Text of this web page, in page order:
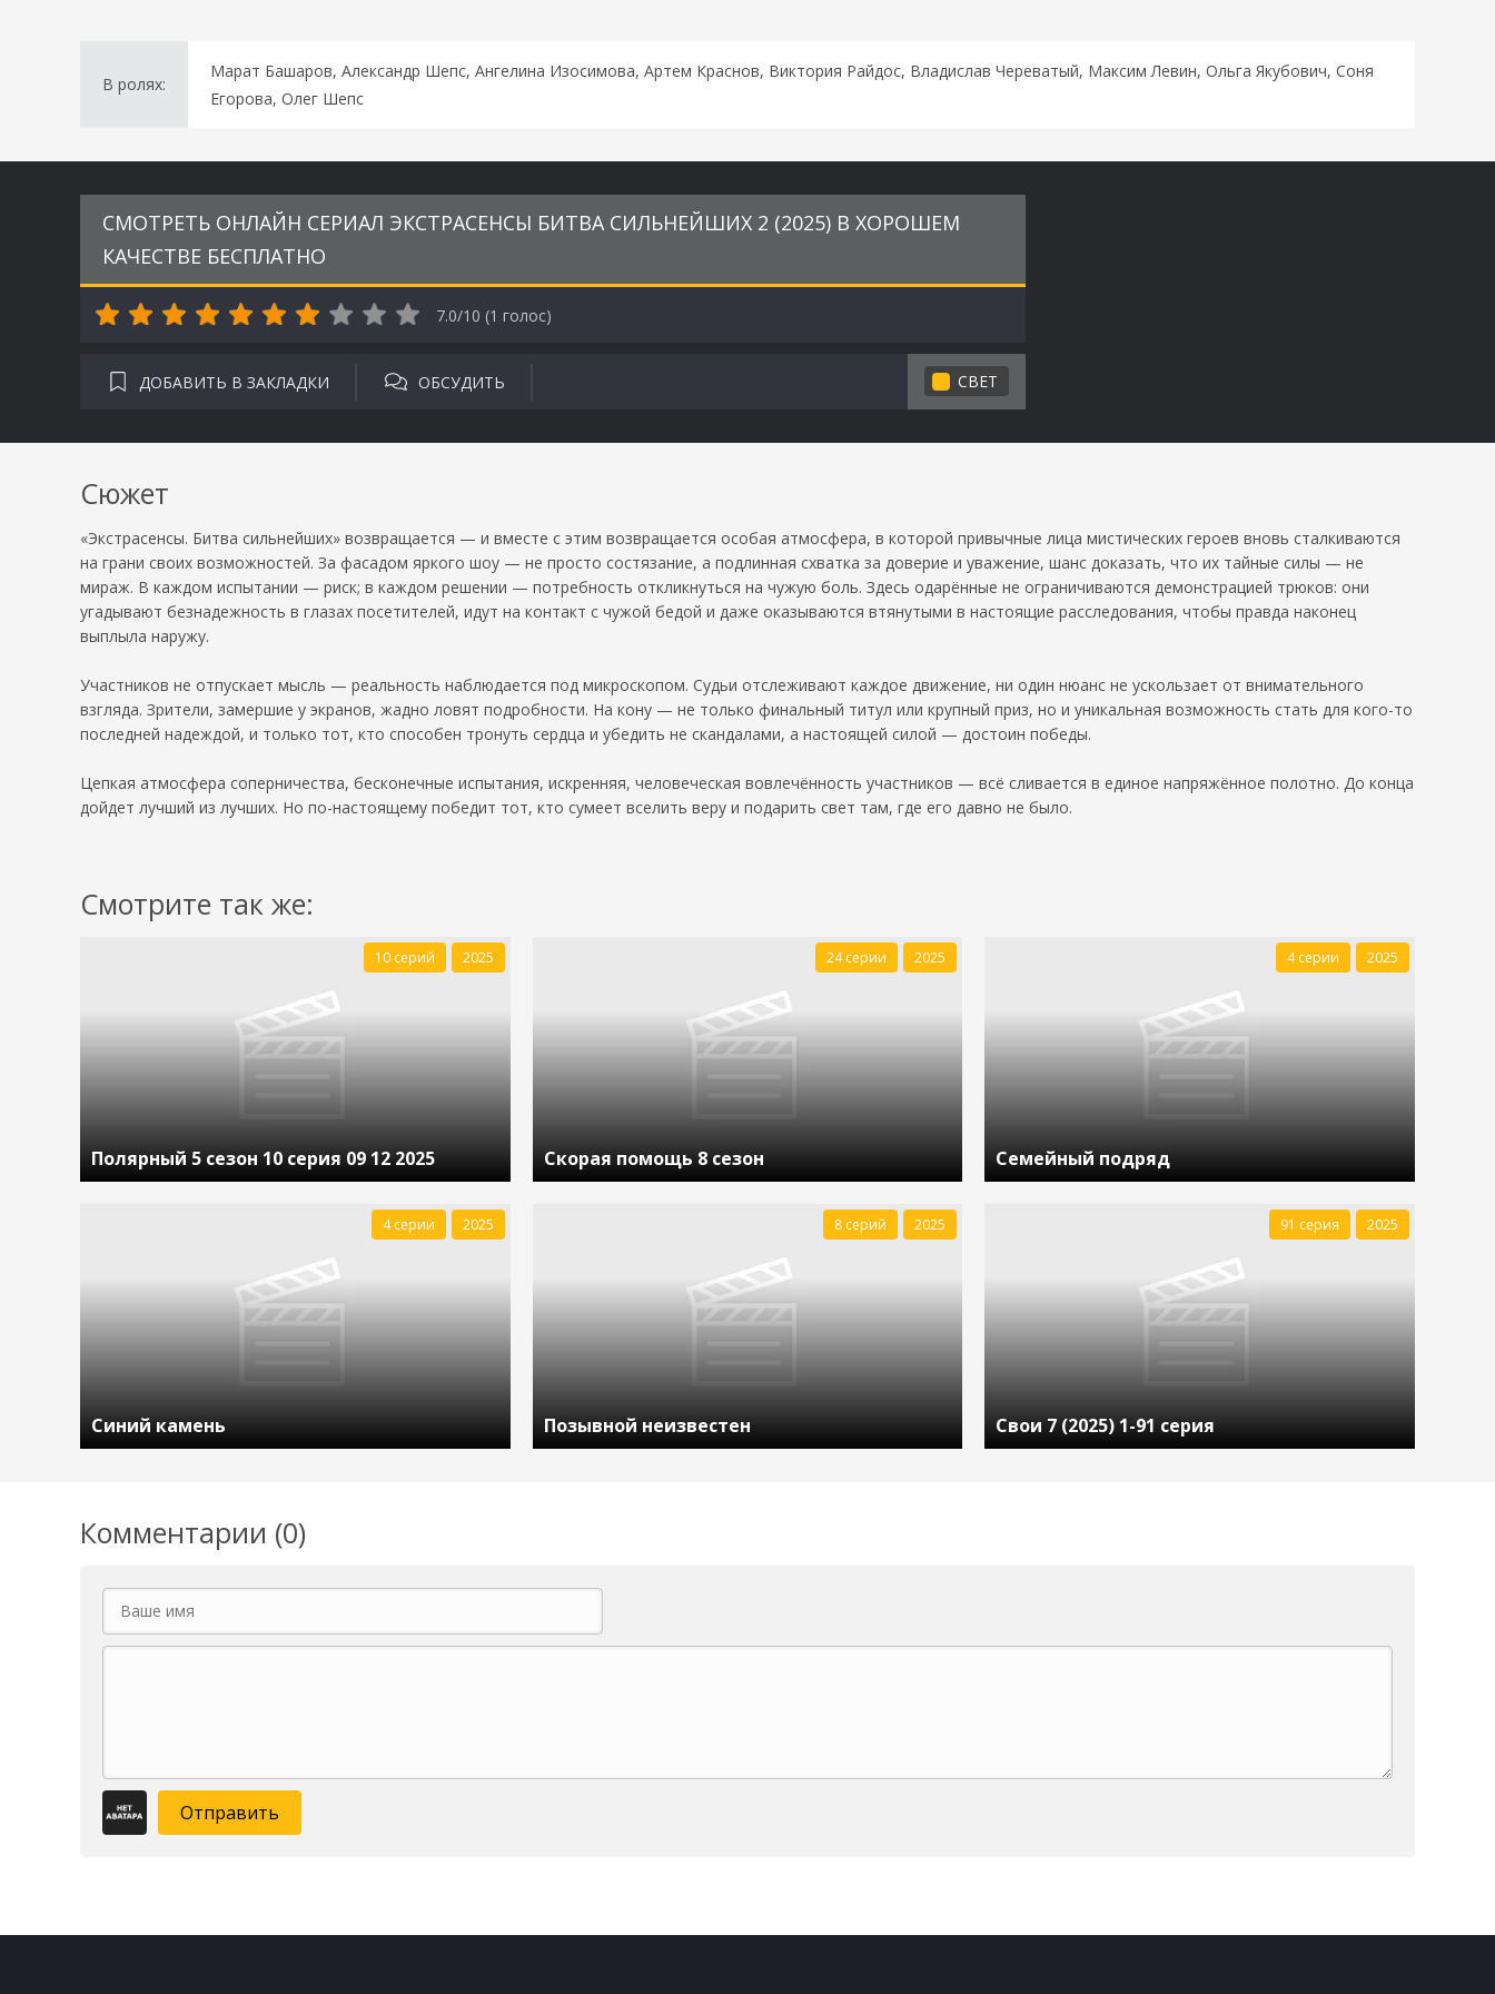
В ролях:
Марат Башаров, Александр Шепс, Ангелина Изосимова, Артем Краснов, Виктория Райдос, Владислав Череватый, Максим Левин, Ольга Якубович, Соня
Егорова, Олег Шепс
СМОТРЕТЬ ОНЛАЙН СЕРИАЛ ЭКСТРАСЕНСЫ БИТВА СИЛЬНЕЙШИХ 2 (2025) В ХОРОШЕМ
КАЧЕСТВЕ БЕСПЛАТНО
7.0/10 (1 голос)
ДОБАВИТЬ В ЗАКЛАДКИ ОБСУДИТЬ СВЕТ
Сюжет
«Экстрасенсы. Битва сильнейших» возвращается — и вместе с этим возвращается особая атмосфера, в которой привычные лица мистических героев вновь сталкиваются
на грани своих возможностей. За фасадом яркого шоу — не просто состязание, а подлинная схватка за доверие и уважение, шанс доказать, что их тайные силы — не
мираж. В каждом испытании — риск; в каждом решении — потребность откликнуться на чужую боль. Здесь одарённые не ограничиваются демонстрацией трюков: они
угадывают безнадежность в глазах посетителей, идут на контакт с чужой бедой и даже оказываются втянутыми в настоящие расследования, чтобы правда наконец
выплыла наружу.
Участников не отпускает мысль — реальность наблюдается под микроскопом. Судьи отслеживают каждое движение, ни один нюанс не ускользает от внимательного
взгляда. Зрители, замершие у экранов, жадно ловят подробности. На кону — не только финальный титул или крупный приз, но и уникальная возможность стать для кого-то
последней надеждой, и только тот, кто способен тронуть сердца и убедить не скандалами, а настоящей силой — достоин победы.
Цепкая атмосфера соперничества, бесконечные испытания, искренняя, человеческая вовлечённость участников — всё сливается в единое напряжённое полотно. До конца
дойдет лучший из лучших. Но по-настоящему победит тот, кто сумеет вселить веру и подарить свет там, где его давно не было.
Смотрите так же:
Полярный 5 сезон 10 серия 09 12 2025
10 серий 2025
Скорая помощь 8 сезон
24 серии 2025
Семейный подряд
4 серии 2025
Синий камень
4 серии 2025
Позывной неизвестен
8 серий 2025
Свои 7 (2025) 1-91 серия
91 серия 2025
Комментарии (0)
Отправить